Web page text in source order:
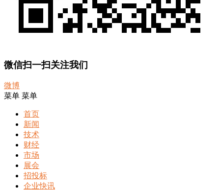
微信扫一扫关注我们
微博
菜单 菜单
首页
新闻
技术
财经
市场
展会
招投标
企业快讯